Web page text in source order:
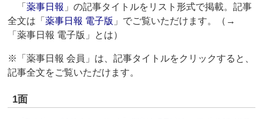
「薬事日報 」の記事タイトルをリスト形式で掲載。記事
全文は「薬事日報 電子版 」でご覧いただけます。（→
「薬事日報 電子版」とは）
※「薬事日報 会員」は、記事タイトルをクリックすると、
記事全文をご覧いただけます。
1面